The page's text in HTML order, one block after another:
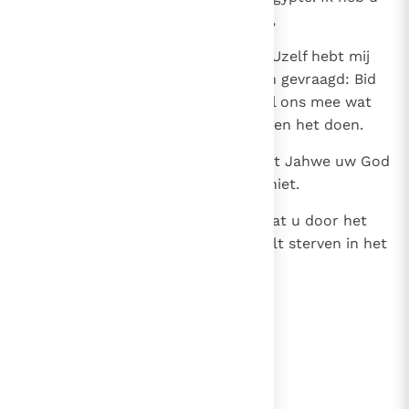
vandaag duidelijk gewaarschuwd,
dat u een grote misstap begaat. Uzelf hebt mij
naar Jahwe uw God gezonden en gevraagd: Bid
voor ons tot Jahwe uw God; deel ons mee wat
Jahwe onze God zegt, en wij zullen het doen.
Maar nu ik u heb meegedeeld wat Jahwe uw God
mij heeft opgedragen, luistert u niet.
Wees er dan ook van overtuigd dat u door het
zwaard, de honger en de pest zult sterven in het